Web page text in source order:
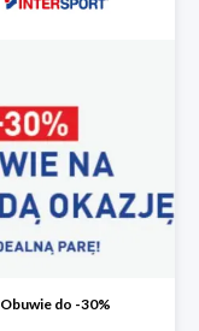
Obuwie do -30%